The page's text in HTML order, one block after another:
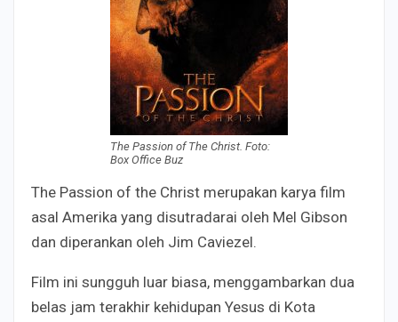
The Passion of The Christ. Foto:
Box Office Buz
The Passion of the Christ merupakan karya film
asal Amerika yang disutradarai oleh Mel Gibson
dan diperankan oleh Jim Caviezel.
Film ini sungguh luar biasa, menggambarkan dua
belas jam terakhir kehidupan Yesus di Kota